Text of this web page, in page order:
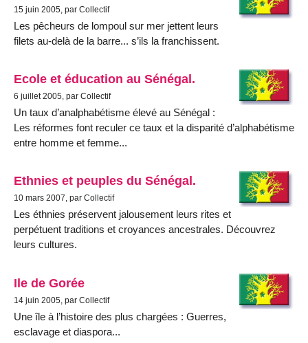
15 juin 2005, par Collectif
Les pêcheurs de lompoul sur mer jettent leurs
filets au-delà de la barre... s’ils la franchissent.
Ecole et éducation au Sénégal.
6 juillet 2005, par Collectif
Un taux d’analphabétisme élevé au Sénégal :
Les réformes font reculer ce taux et la disparité d’alphabétisme
entre homme et femme...
Ethnies et peuples du Sénégal.
10 mars 2007, par Collectif
Les éthnies préservent jalousement leurs rites et
perpétuent traditions et croyances ancestrales. Découvrez
leurs cultures.
Ile de Gorée
14 juin 2005, par Collectif
Une île à l’histoire des plus chargées : Guerres,
esclavage et diaspora...